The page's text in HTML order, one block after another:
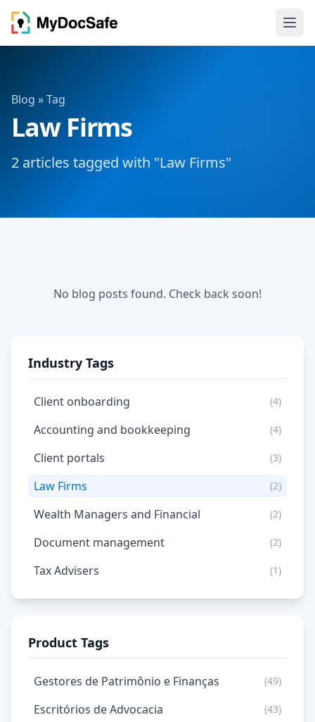
Blog » Tag
Law Firms
2 articles tagged with "Law Firms"
No blog posts found. Check back soon!
Industry Tags
Client onboarding (4)
Accounting and bookkeeping (4)
Client portals (3)
Law Firms (2)
Wealth Managers and Financial (2)
Document management (2)
Tax Advisers (1)
Product Tags
Gestores de Patrimônio e Finanças (49)
Escritórios de Advocacia (43)